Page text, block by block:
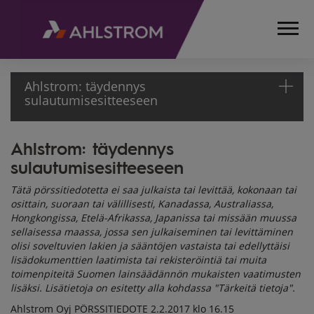
Ahlstrom: täydennys
sulautumisesitteeseen
ETUSIVU
MEDIA
PÖRSSITIEDOTTEET
AHLSTROM: TÄYDENNYS
SULAUTUMISESITTEESEEN
Ahlstrom: täydennys
sulautumisesitteeseen
Tätä pörssitiedotetta ei saa julkaista tai levittää, kokonaan tai
osittain, suoraan tai välillisesti, Kanadassa, Australiassa,
Hongkongissa, Etelä-Afrikassa, Japanissa tai missään muussa
sellaisessa maassa, jossa sen julkaiseminen tai levittäminen
olisi soveltuvien lakien ja sääntöjen vastaista tai edellyttäisi
lisädokumenttien laatimista tai rekisteröintiä tai muita
toimenpiteitä Suomen lainsäädännön mukaisten vaatimusten
lisäksi. Lisätietoja on esitetty alla kohdassa "Tärkeitä tietoja".
Ahlstrom Oyj PÖRSSITIEDOTE 2.2.2017 klo 16.15